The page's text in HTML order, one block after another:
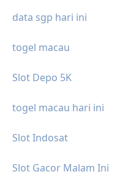
data sgp hari ini
togel macau
Slot Depo 5K
togel macau hari ini
Slot Indosat
Slot Gacor Malam Ini